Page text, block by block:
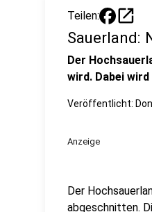
Teilen: open_in_new
Sauerland:
Der
wird. Dabei
Veröffentlicht:
Anzeige
Der
abgeschnitten.